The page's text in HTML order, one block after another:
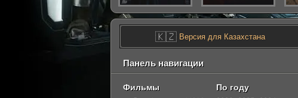
🇰🇿Версия для Казахстана
Панель навигации
Фильмы По году